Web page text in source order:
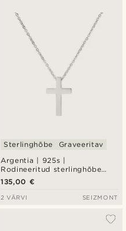
Argentia | 925s |
Rodineeritud sterlinghõbe
ristripatskaelakee
Sterlinghõbe Graveeritav
135,00 €
2 VÄRVI SEIZMONT